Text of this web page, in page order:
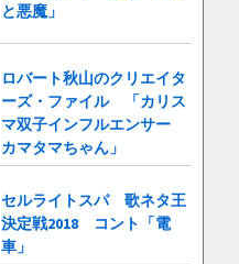
と悪魔」
ロバート秋山のクリエイタ
ーズ・ファイル 「カリス
マ双子インフルエンサー
カマタマちゃん」
セルライトスパ 歌ネタ王
決定戦2018 コント「電
車」